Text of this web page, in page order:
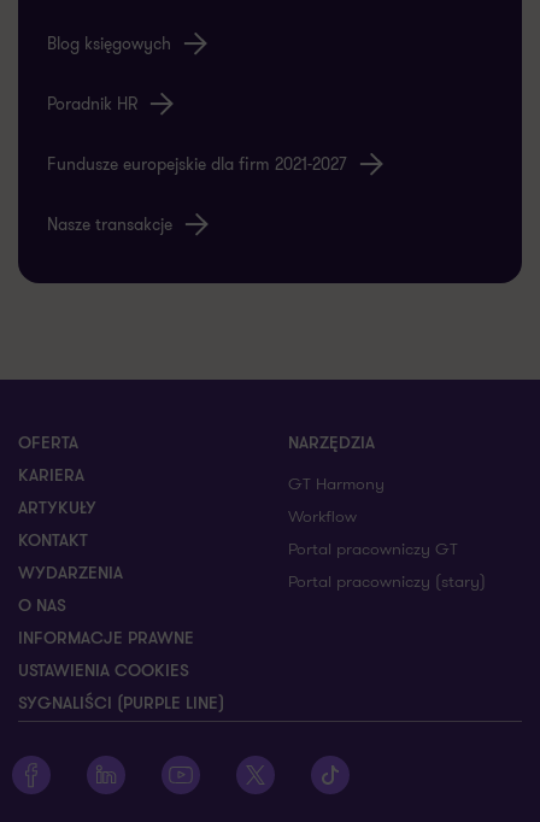
Blog księgowych
Poradnik HR
Fundusze europejskie dla firm 2021-2027
Nasze transakcje
OFERTA
KARIERA
ARTYKUŁY
KONTAKT
WYDARZENIA
O NAS
INFORMACJE PRAWNE
USTAWIENIA COOKIES
SYGNALIŚCI (PURPLE LINE)
NARZĘDZIA
GT Harmony
Workflow
Portal pracowniczy GT
Portal pracowniczy (stary)
Zobacz profil Grant Thornton na Facebooku
Zobacz profil Grant Thornton na LinkedIn
Zobacz profil Grant Thornton na YouTube
Zobacz profil Grant Thornton na X
Zobacz profil Grant